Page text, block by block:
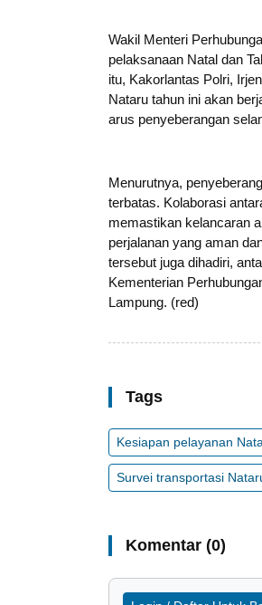
Wakil Menteri
pelaksanaan Natal dan
itu, Kakorlantas Polri,
Nataru tahun ini akan
arus penyeberangan
Menurutnya,
terbatas. Kolaborasi
memastikan kelancaran
perjalanan yang aman
tersebut juga dihadiri,
Kementerian
Lampung. (red)
Tags
Kesiapan pelayanan
Survei transportasi
Komentar (0)